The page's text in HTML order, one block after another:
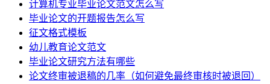
计算机专业毕业论文范文怎么写
毕业论文的开题报告怎么写
征文格式模板
幼儿教育论文范文
毕业论文研究方法有哪些
论文终审被退稿的几率（如何避免最终审核时被退回）